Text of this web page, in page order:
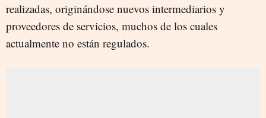
realizadas, originándose nuevos intermediarios y
proveedores de servicios, muchos de los cuales
actualmente no están regulados.